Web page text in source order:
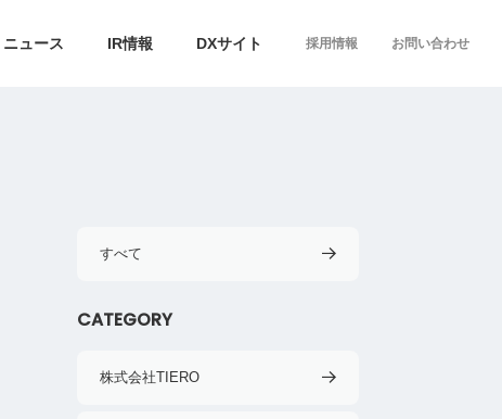
ニュース IR情報 DXサイト 採用情報 お問い合わせ
すべて
CATEGORY
株式会社TIERO